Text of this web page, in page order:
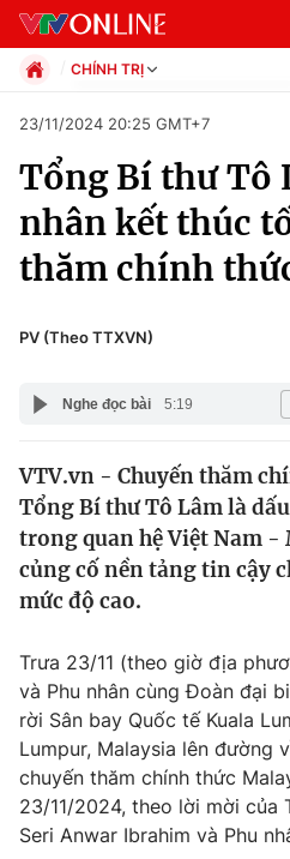
Chuyên mục
Chính trị
Thế giới
Tin tức
Thế giới đó đây
Câu chuyện quốc tế
Kinh tế
Thị trường
Góc doanh nghiệp
Dữ liệu và đời sống
Truyền hình
Phim VTV
Hậu trường
Giải trí
Điện ảnh
CHÍNH TRỊ
Xã hội
Pháp luật
Kinh tế
Thể thao
Truyền hình
Giáo dục
23/11/2024 20:25 GMT+7
Tổng Bí thư Tô
nhân kết thúc
thăm chính
PV (Theo TTXVN)
Nghe đọc bài 5:19
VTV.vn - Chuyến thăm
Tổng Bí thư Tô Lâm là
trong quan hệ Việt Nam -
củng cố nền tảng tin cậy
mức độ cao.
Trưa 23/11 (theo giờ địa
và Phu nhân cùng Đoàn đại
rời Sân bay Quốc tế Kuala
Lumpur, Malaysia lên đường
chuyến thăm chính thức
23/11/2024, theo lời mời của
Seri Anwar Ibrahim và Phu